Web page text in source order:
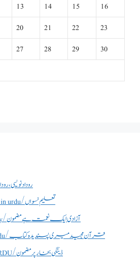
13 14 15
16
20 21 22
23
27 28 29
30
روداد نویسی
essay on taleem e niswan in urdu/تعلیم نسواں
azadi aik Naimat hai essay/آزادی ایک نعمت ہے مضمون
quran majeed essay in urdu/قرآن مجید میری پسندیدہ کتاب
DENGUE ESSAY IN URDU/ڈینگی بخار پر مضمون